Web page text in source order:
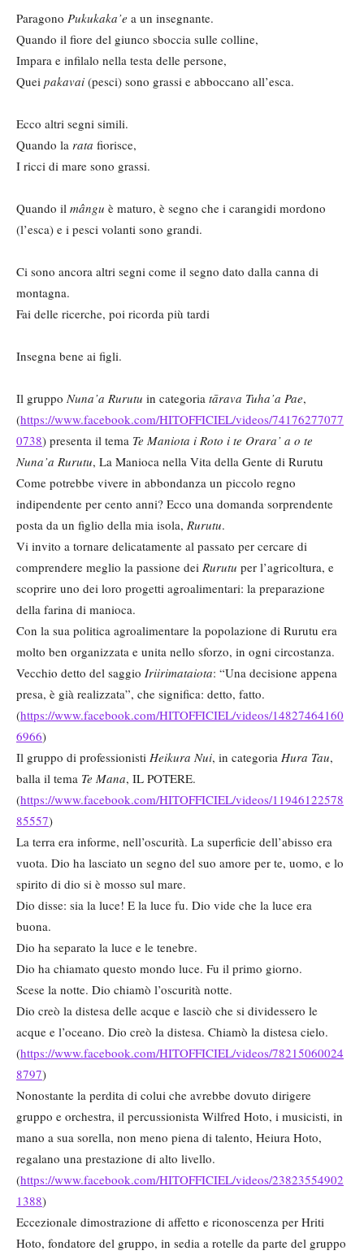
Paragono Pukukaka’e a un insegnante.
Quando il fiore del giunco ​​sboccia sulle colline,
Impara e infilalo nella testa delle persone,
Quei pakavai (pesci) sono grassi e abboccano all’esca.
Ecco altri segni simili.
Quando la rata fiorisce,
I ricci di mare sono grassi.
Quando il mângu è maturo, è segno che i carangidi mordono
(l’esca) e i pesci volanti sono grandi.
Ci sono ancora altri segni come il segno dato dalla canna di
montagna.
Fai delle ricerche, poi ricorda più tardi
Insegna bene ai figli.
Il gruppo Nuna’a Rurutu in categoria tārava Tuha’a Pae,
(https://www.facebook.com/HITOFFICIEL/videos/74176277077
0738) presenta il tema Te Maniota i Roto i te Orara’ a o te
Nuna’a Rurutu, La Manioca nella Vita della Gente di Rurutu
Come potrebbe vivere in abbondanza un piccolo regno
indipendente per cento anni? Ecco una domanda sorprendente
posta da un figlio della mia isola, Rurutu.
Vi invito a tornare delicatamente al passato per cercare di
comprendere meglio la passione dei Rurutu per l’agricoltura, e
scoprire uno dei loro progetti agroalimentari: la preparazione
della farina di manioca.
Con la sua politica agroalimentare la popolazione di Rurutu era
molto ben organizzata e unita nello sforzo, in ogni circostanza.
Vecchio detto del saggio Iriirimataiota: “Una decisione appena
presa, è già realizzata”, che significa: detto, fatto.
(https://www.facebook.com/HITOFFICIEL/videos/14827464160
6966)
Il gruppo di professionisti Heikura Nui, in categoria Hura Tau,
balla il tema Te Mana, IL POTERE.
(https://www.facebook.com/HITOFFICIEL/videos/11946122578
85557)
La terra era informe, nell’oscurità. La superficie dell’abisso era
vuota. Dio ha lasciato un segno del suo amore per te, uomo, e lo
spirito di dio si è mosso sul mare.
Dio disse: sia la luce! E la luce fu. Dio vide che la luce era
buona.
Dio ha separato la luce e le tenebre.
Dio ha chiamato questo mondo luce. Fu il primo giorno.
Scese la notte. Dio chiamò l’oscurità notte.
Dio creò la distesa delle acque e lasciò che si dividessero le
acque e l’oceano. Dio creò la distesa. Chiamò la distesa cielo.
(https://www.facebook.com/HITOFFICIEL/videos/78215060024
8797)
Nonostante la perdita di colui che avrebbe dovuto dirigere
gruppo e orchestra, il percussionista Wilfred Hoto, i musicisti, in
mano a sua sorella, non meno piena di talento, Heiura Hoto,
regalano una prestazione di alto livello.
(https://www.facebook.com/HITOFFICIEL/videos/23823554902
1388)
Eccezionale dimostrazione di affetto e riconoscenza per Hriti
Hoto, fondatore del gruppo, in sedia a rotelle da parte del gruppo